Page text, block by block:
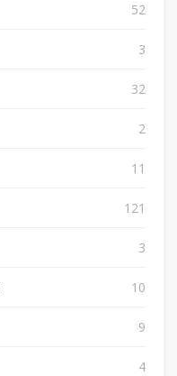
52
3
32
2
11
121
3
10
9
4